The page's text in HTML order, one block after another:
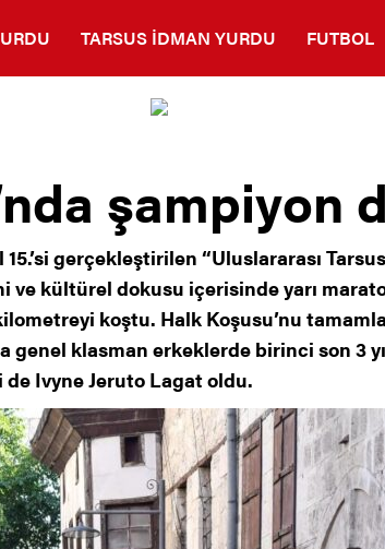
TARSUS İDMAN YURDU FUTBOL
şampiyon
gerçekleştirilen “Uluslararası
ve kültürel dokusu içerisinde yarı
koştu. Halk Koşusu’nu
genel klasman erkeklerde birinci son 3
Ivyne Jeruto Lagat oldu.